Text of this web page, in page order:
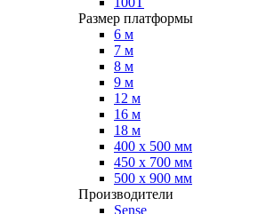
Размер платформы
6 м
7 м
8 м
9 м
12 м
16 м
18 м
400 х 500 мм
450 х 700 мм
500 х 900 мм
Производители
Sense